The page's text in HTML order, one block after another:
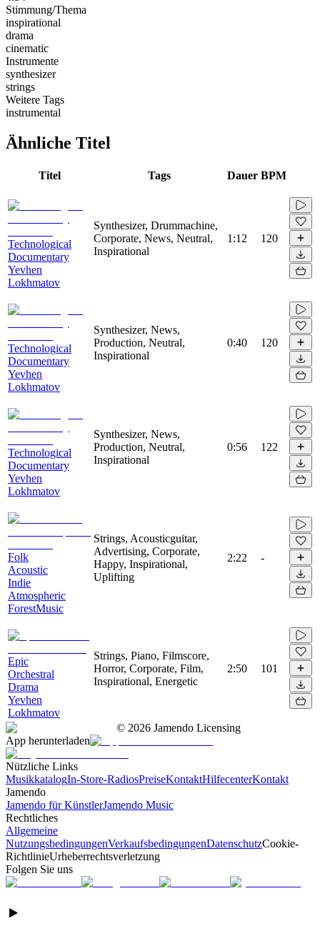
Stimmung/Thema
inspirational
drama
cinematic
Instrumente
synthesizer
strings
Weitere Tags
instrumental
Ähnliche Titel
Titel Tags Dauer BPM
Technological
Documentary
Yevhen
Lokhmatov
Synthesizer, Drummachine,
Corporate, News, Neutral,
Inspirational
1:12 120
Technological
Documentary
Yevhen
Lokhmatov
Synthesizer, News,
Production, Neutral,
Inspirational
0:40 120
Technological
Documentary
Yevhen
Lokhmatov
Synthesizer, News,
Production, Neutral,
Inspirational
0:56 122
Folk
Acoustic
Indie
Atmospheric
ForestMusic
Strings, Acousticguitar,
Advertising, Corporate,
Happy, Inspirational,
Uplifting
2:22 -
Epic
Orchestral
Drama
Yevhen
Lokhmatov
Strings, Piano, Filmscore,
Horror, Corporate, Film,
Inspirational, Energetic
2:50 101
© 2026 Jamendo Licensing
App herunterladen
Nützliche Links
MusikkatalogIn-Store-RadiosPreiseKontaktHilfecenterKontakt
Jamendo
Jamendo für KünstlerJamendo Music
Rechtliches
Allgemeine
NutzungsbedingungenVerkaufsbedingungenDatenschutzCookie-
RichtlinieUrheberrechtsverletzung
Folgen Sie uns